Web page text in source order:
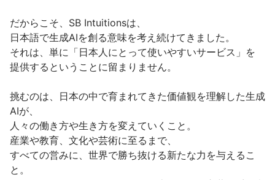
だからこそ、SB Intuitionsは、
日本語で生成AIを創る意味を考え続けてきました。
それは、単に「日本人にとって使いやすいサービス」を
提供するということに留まりません。
挑むのは、日本の中で育まれてきた価値観を理解した生成
AIが、
人々の働き方や生き方を変えていくこと。
産業や教育、文化や芸術に至るまで、
すべての営みに、世界で勝ち抜ける新たな力を与えるこ
と。